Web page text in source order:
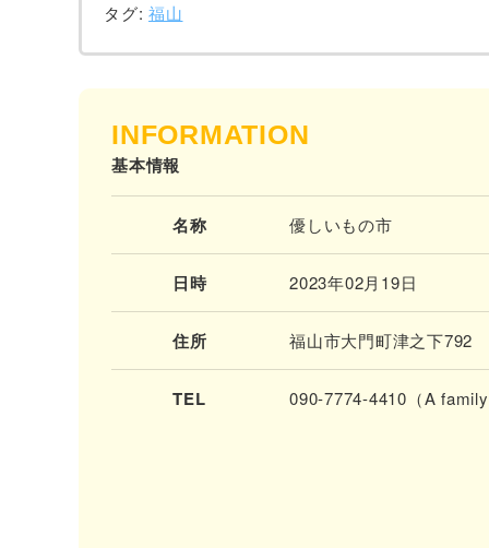
タグ: 福山
INFORMATION
基本情報
名称 優しいもの市
日時 2023年02月19日
住所 福山市大門町津之下792
TEL 090-7774-4410（A